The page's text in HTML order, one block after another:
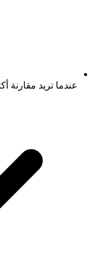
عندما تريد مقارنة